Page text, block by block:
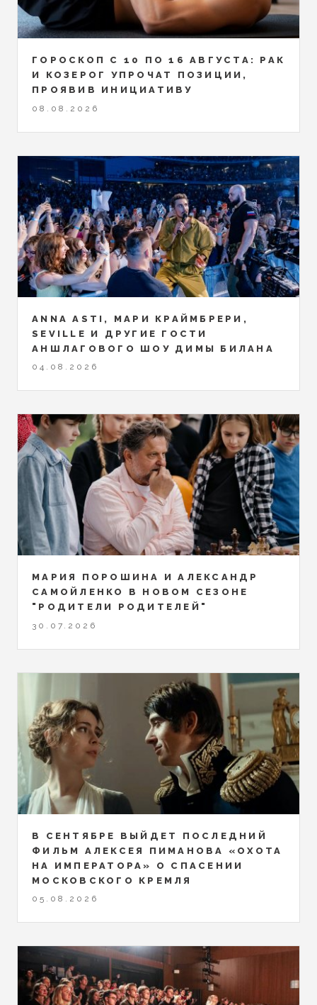
ГОРОСКОП С 10 ПО 16 АВГУСТА: РАК
И КОЗЕРОГ УПРОЧАТ ПОЗИЦИИ,
ПРОЯВИВ ИНИЦИАТИВУ
08.08.2026
ANNA ASTI, МАРИ КРАЙМБРЕРИ,
SEVILLE И ДРУГИЕ ГОСТИ
АНШЛАГОВОГО ШОУ ДИМЫ БИЛАНА
04.08.2026
МАРИЯ ПОРОШИНА И АЛЕКСАНДР
САМОЙЛЕНКО В НОВОМ СЕЗОНЕ
"РОДИТЕЛИ РОДИТЕЛЕЙ"
30.07.2026
В СЕНТЯБРЕ ВЫЙДЕТ ПОСЛЕДНИЙ
ФИЛЬМ АЛЕКСЕЯ ПИМАНОВА «ОХОТА
НА ИМПЕРАТОРА» О СПАСЕНИИ
МОСКОВСКОГО КРЕМЛЯ
05.08.2026